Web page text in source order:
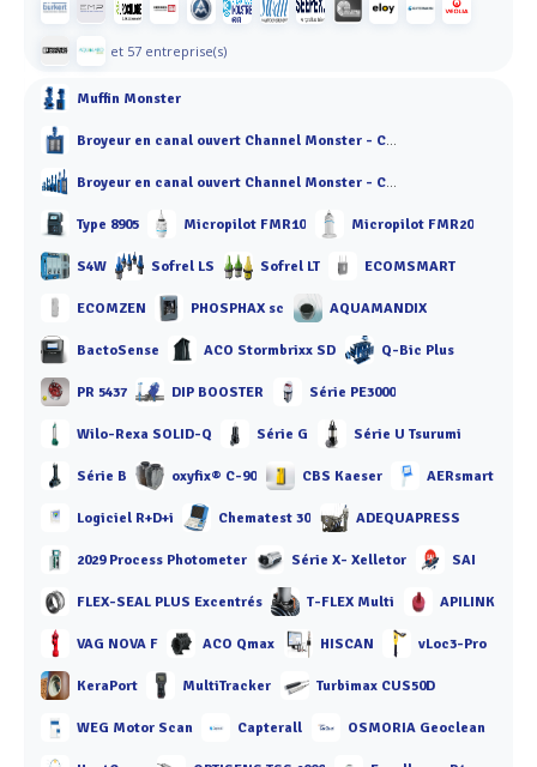
et 57 entreprise(s)
Muffin Monster
Broyeur en canal ouvert Channel Monster - CDD
Broyeur en canal ouvert Channel Monster - CMD
Type 8905 Micropilot FMR10 Micropilot FMR20
S4W Sofrel LS Sofrel LT ECOMSMART
ECOMZEN PHOSPHAX sc AQUAMANDIX
BactoSense ACO Stormbrixx SD Q-Bic Plus
PR 5437 DIP BOOSTER Série PE3000
Wilo-Rexa SOLID-Q Série G Série U Tsurumi
Série B oxyfix® C-90 CBS Kaeser AERsmart
Logiciel R+D+i Chematest 30 ADEQUAPRESS
2029 Process Photometer Série X- Xelletor SAI
FLEX-SEAL PLUS Excentrés T-FLEX Multi APILINK
VAG NOVA F ACO Qmax HISCAN vLoc3-Pro
KeraPort MultiTracker Turbimax CUS50D
WEG Motor Scan Capterall OSMORIA Geoclean